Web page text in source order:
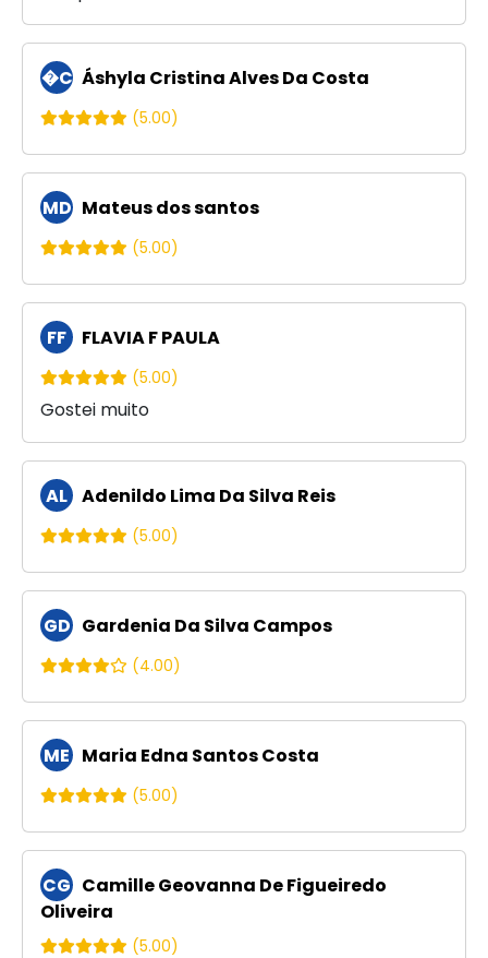
�C Áshyla Cristina Alves Da Costa
(5.00)
MD Mateus dos santos
(5.00)
FF FLAVIA F PAULA
(5.00)
Gostei muito
AL Adenildo Lima Da Silva Reis
(5.00)
GD Gardenia Da Silva Campos
(4.00)
ME Maria Edna Santos Costa
(5.00)
CG Camille Geovanna De Figueiredo
Oliveira
(5.00)